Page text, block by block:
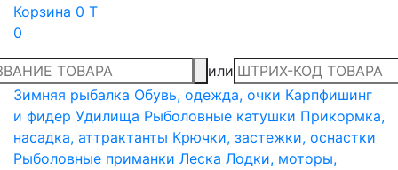
Корзина 0 T
0
или
Зимняя рыбалка Обувь, одежда, очки Карпфишинг
и фидер Удилища Рыболовные катушки Прикормка,
насадка, аттрактанты Крючки, застежки, оснастки
Рыболовные приманки Леска Лодки, моторы,